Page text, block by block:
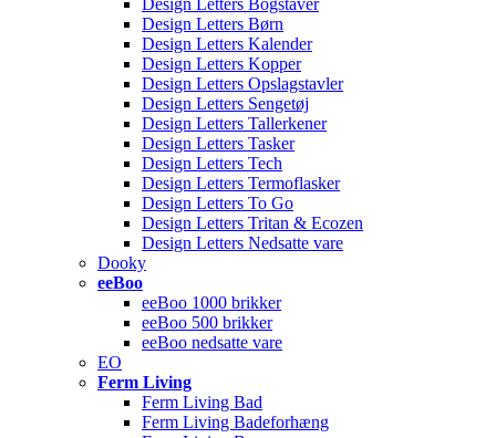
Design Letters Bogstaver
Design Letters Børn
Design Letters Kalender
Design Letters Kopper
Design Letters Opslagstavler
Design Letters Sengetøj
Design Letters Tallerkener
Design Letters Tasker
Design Letters Tech
Design Letters Termoflasker
Design Letters To Go
Design Letters Tritan & Ecozen
Design Letters Nedsatte vare
Dooky
eeBoo
eeBoo 1000 brikker
eeBoo 500 brikker
eeBoo nedsatte vare
EO
Ferm Living
Ferm Living Bad
Ferm Living Badeforhæng